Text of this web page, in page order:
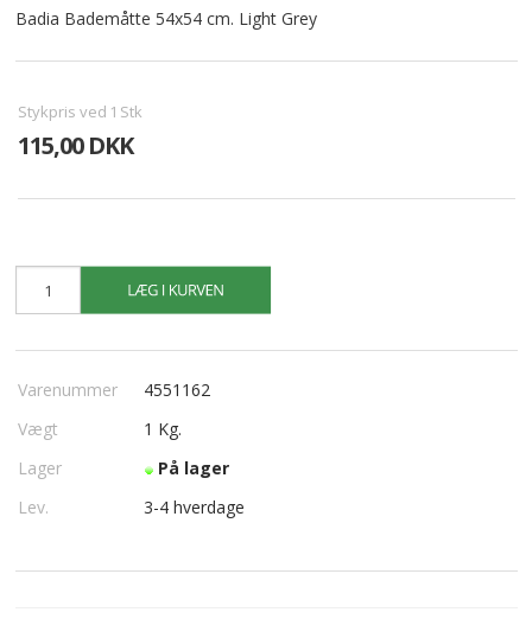
KONTAKT
Badia Bademåtte 54x54 cm. Light Grey
Stykpris ved 1 Stk
115,00 DKK
Varenummer
4551162
Vægt
1 Kg.
Lager
På lager
Lev.
3-4 hverdage